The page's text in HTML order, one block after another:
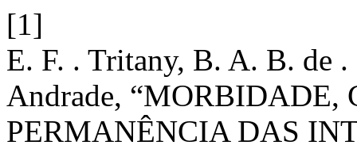
[1]
E. F. . Tritany, B. A. B. de
Andrade, “MORBIDADE,
PERMANÊNCIA DAS